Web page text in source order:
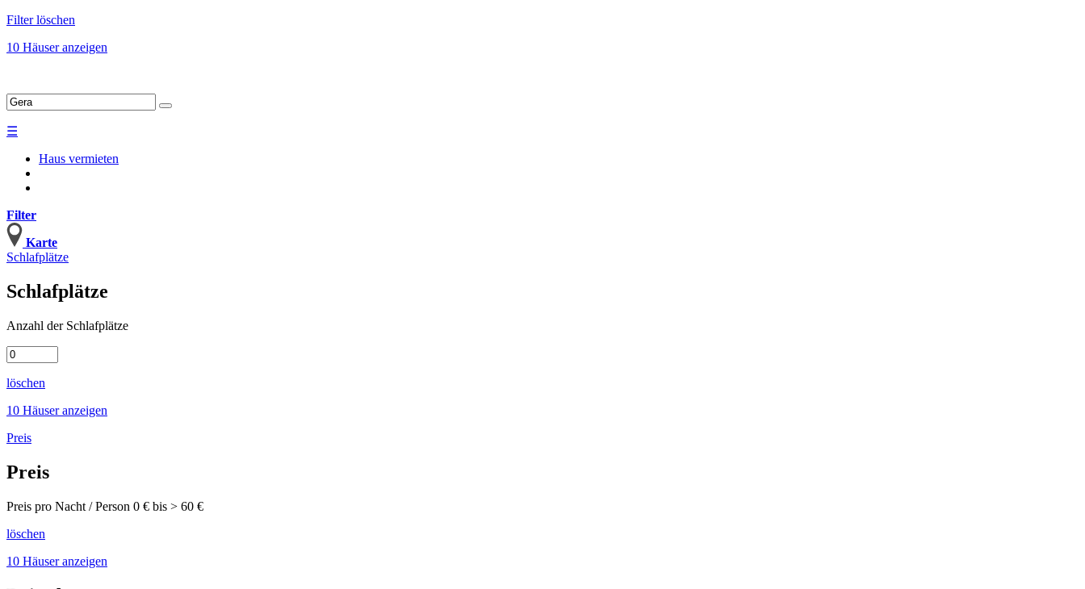
Filter löschen
10 Häuser anzeigen
☰
Haus vermieten
Filter
Karte
Schlafplätze
Schlafplätze
Anzahl der Schlafplätze
löschen
10 Häuser anzeigen
Preis
Preis
Preis pro Nacht / Person 0 € bis > 60 €
löschen
10 Häuser anzeigen